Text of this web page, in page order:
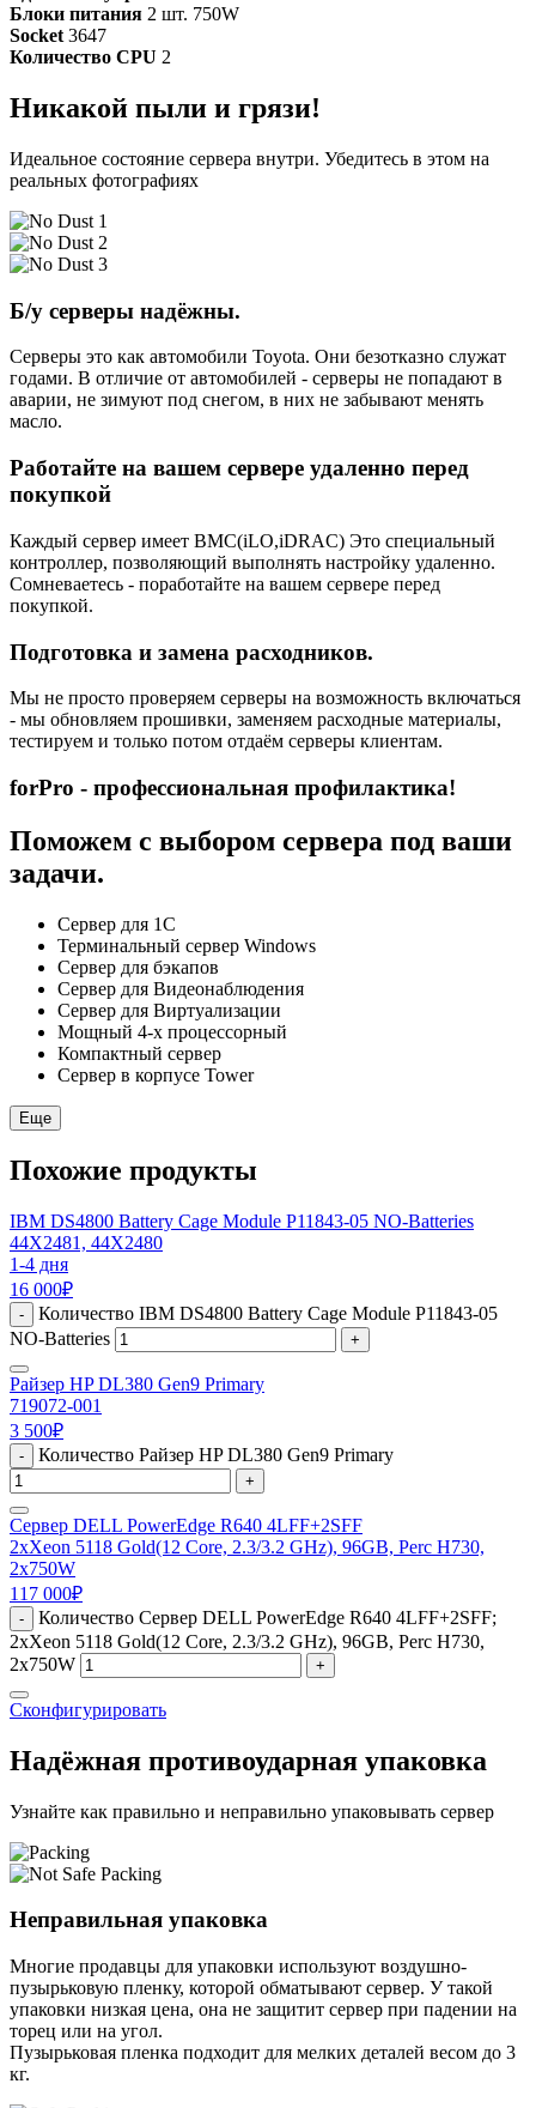
Блоки питания 2 шт. 750W
Socket 3647
Количество CPU 2
Никакой пыли и грязи!
Идеальное состояние сервера внутри. Убедитесь в этом на
реальных фотографиях
Б/у серверы надёжны.
Серверы это как автомобили Toyota. Они безотказно служат
годами. В отличие от автомобилей - серверы не попадают в
аварии, не зимуют под снегом, в них не забывают менять
масло.
Работайте на вашем сервере удаленно перед
покупкой
Каждый сервер имеет BMC(iLO,iDRAC) Это специальный
контроллер, позволяющий выполнять настройку удаленно.
Сомневаетесь - поработайте на вашем сервере перед
покупкой.
Подготовка и замена расходников.
Мы не просто проверяем серверы на возможность включаться
- мы обновляем прошивки, заменяем расходные материалы,
тестируем и только потом отдаём серверы клиентам.
forPro - профессиональная профилактика!
Поможем с выбором сервера под ваши
задачи.
Сервер для 1С
Терминальный сервер Windows
Сервер для бэкапов
Сервер для Видеонаблюдения
Сервер для Виртуализации
Мощный 4-х процессорный
Компактный сервер
Сервер в корпусе Tower
Еще
Похожие продукты
IBM DS4800 Battery Cage Module P11843-05 NO-Batteries
44X2481, 44X2480
1-4 дня
16 000₽
-
Количество IBM DS4800 Battery Cage Module P11843-05
NO-Batteries
+
Райзер HP DL380 Gen9 Primary
719072-001
3 500₽
- Количество Райзер HP DL380 Gen9 Primary
+
Сервер DELL PowerEdge R640 4LFF+2SFF
2xXeon 5118 Gold(12 Core, 2.3/3.2 GHz), 96GB, Perc H730,
2x750W
117 000₽
-
Количество Сервер DELL PowerEdge R640 4LFF+2SFF;
2xXeon 5118 Gold(12 Core, 2.3/3.2 GHz), 96GB, Perc H730,
2x750W
+
Сконфигурировать
Надёжная противоударная упаковка
Узнайте как правильно и неправильно упаковывать сервер
Неправильная упаковка
Многие продавцы для упаковки используют воздушно-
пузырьковую пленку, которой обматывают сервер. У такой
упаковки низкая цена, она не защитит сервер при падении на
торец или на угол.
Пузырьковая пленка подходит для мелких деталей весом до 3
кг.